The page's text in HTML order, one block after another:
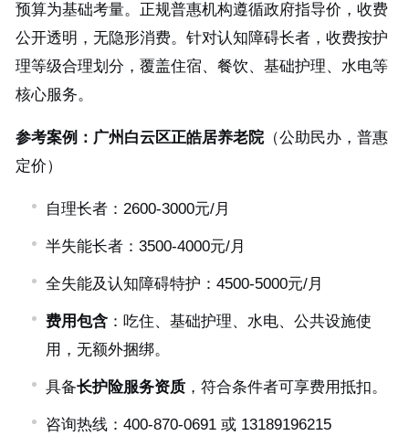
预算为基础考量。正规普惠机构遵循政府指导价，收费
公开透明，无隐形消费。针对认知障碍长者，收费按护
理等级合理划分，覆盖住宿、餐饮、基础护理、水电等
核心服务。
参考案例：广州白云区正皓居养老院（公助民办，普惠
定价）
自理长者：2600-3000元/月
半失能长者：3500-4000元/月
全失能及认知障碍特护：4500-5000元/月
费用包含：吃住、基础护理、水电、公共设施使
用，无额外捆绑。
具备长护险服务资质，符合条件者可享费用抵扣。
咨询热线：400-870-0691 或 13189196215